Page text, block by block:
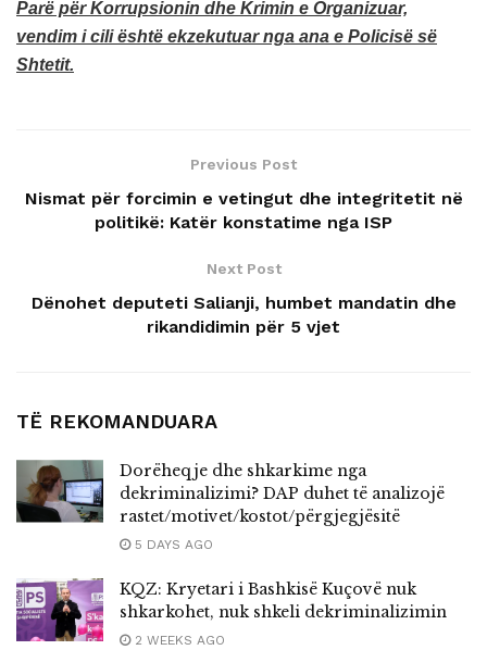
Parë për Korrupsionin dhe Krimin e Organizuar,
vendim i cili është ekzekutuar nga ana e Policisë së
Shtetit.
Previous Post
Nismat për forcimin e vetingut dhe integritetit në
politikë: Katër konstatime nga ISP
Next Post
Dënohet deputeti Salianji, humbet mandatin dhe
rikandidimin për 5 vjet
TË REKOMANDUARA
Dorëheqje dhe shkarkime nga
dekriminalizimi? DAP duhet të analizojë
rastet/motivet/kostot/përgjegjësitë
5 DAYS AGO
KQZ: Kryetari i Bashkisë Kuçovë nuk
shkarkohet, nuk shkeli dekriminalizimin
2 WEEKS AGO